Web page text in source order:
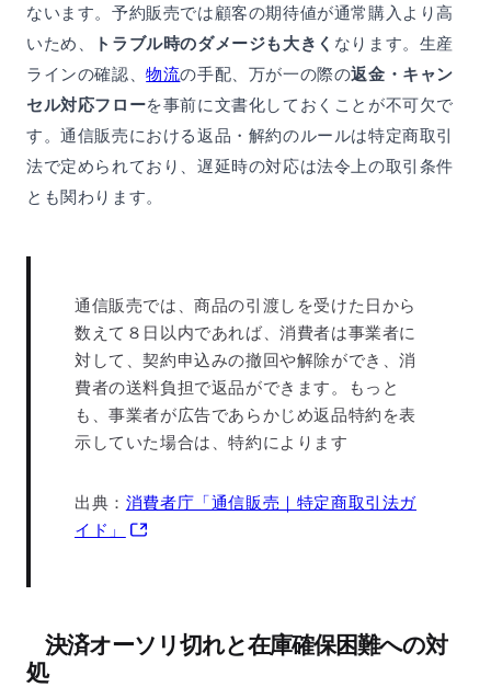
ないます。予約販売では顧客の期待値が通常購入より高
いため、
トラブル時のダメージも大きく なります。生産
ラインの確認、物流の手配、万が一の際の返金・キャン
セル対応フローを事前に文書化しておくことが不可欠で
す。通信販売における返品・解約のルールは特定商取引
法で定められており、遅延時の対応は法令上の取引条件
とも関わります。
通信販売では、商品の引渡しを受けた日から
数えて８日以内であれば、消費者は事業者に
対して、契約申込みの撤回や解除ができ、消
費者の送料負担で返品ができます。もっと
も、事業者が広告であらかじめ返品特約を表
示していた場合は、特約によります
出典： 消費者庁「通信販売｜特定商取引法ガ
イド」
決済オーソリ切れと在庫確保困難への対
処